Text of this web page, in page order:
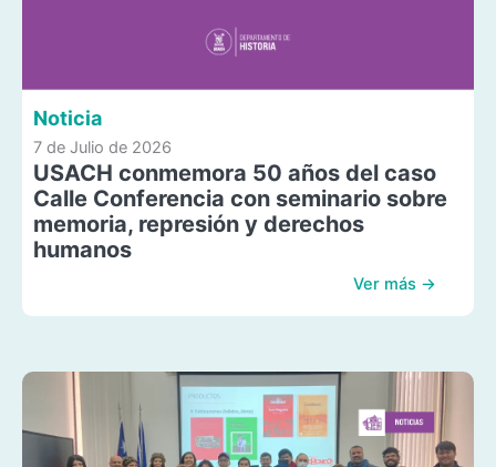
Noticia
7 de Julio de 2026
USACH conmemora 50 años del caso
Calle Conferencia con seminario sobre
memoria, represión y derechos
humanos
Ver más →